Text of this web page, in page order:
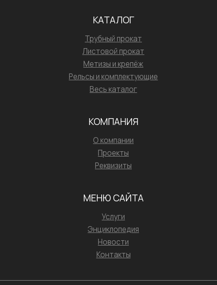
КАТАЛОГ
Трубный прокат
Листовой прокат
Метизы и крепёж
Рельсы и комплектующие
Весь каталог
КОМПАНИЯ
О компании
Проекты
Реквизиты
МЕНЮ САЙТА
Услуги
Энциклопедия
Новости
Контакты